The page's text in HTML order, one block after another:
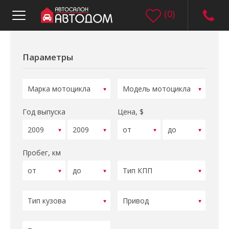
(0)
Параметры
Год выпуска Цена, $
Пробег, км